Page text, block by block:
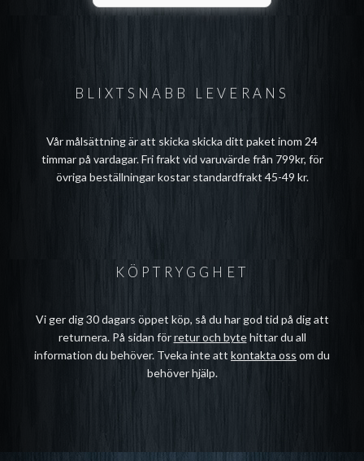
BLIXTSNABB LEVERANS
Vår målsättning är att skicka skicka ditt paket inom 24
timmar på vardagar. Fri frakt vid varuvärde från 799kr, för
övriga beställningar kostar standardfrakt 45-49 kr.
KÖPTRYGGHET
Vi ger dig 30 dagars öppet köp, så du har god tid på dig att
returnera. På sidan förretur och bytehittar du all
information du behöver. Tveka inte att kontakta oss om du
behöver hjälp.